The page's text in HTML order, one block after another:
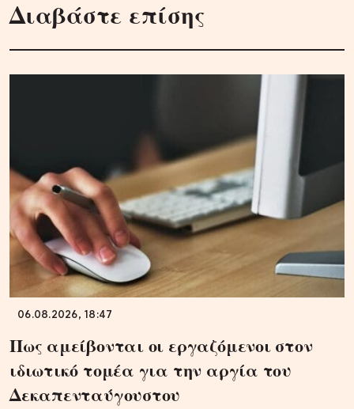
Διαβάστε επίσης
06.08.2026, 18:47
Πως αμείβονται οι εργαζόμενοι στον
ιδιωτικό τομέα για την αργία του
Δεκαπενταύγουστου